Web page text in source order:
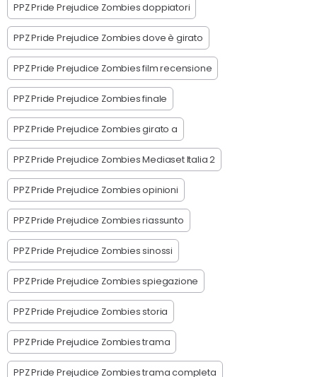
PPZ Pride Prejudice Zombies doppiatori
PPZ Pride Prejudice Zombies dove è girato
PPZ Pride Prejudice Zombies film recensione
PPZ Pride Prejudice Zombies finale
PPZ Pride Prejudice Zombies girato a
PPZ Pride Prejudice Zombies Mediaset Italia 2
PPZ Pride Prejudice Zombies opinioni
PPZ Pride Prejudice Zombies riassunto
PPZ Pride Prejudice Zombies sinossi
PPZ Pride Prejudice Zombies spiegazione
PPZ Pride Prejudice Zombies storia
PPZ Pride Prejudice Zombies trama
PPZ Pride Prejudice Zombies trama completa